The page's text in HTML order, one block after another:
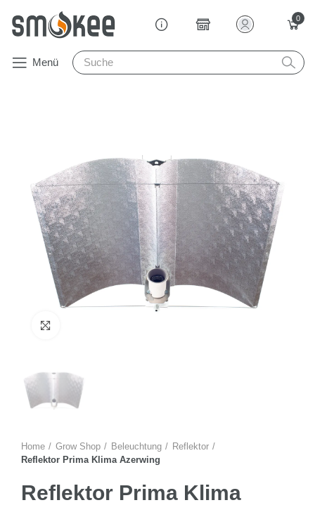
0
Menü
Home Grow Shop Beleuchtung
Reflektor
Reflektor Prima Klima Azerwing
Reflektor Prima Klima